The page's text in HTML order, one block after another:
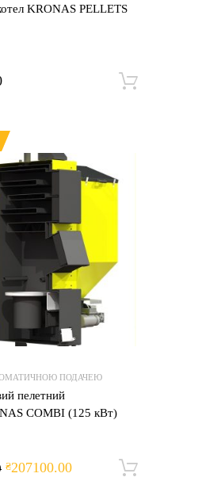
KRONAS PELLETS
ПОДАЧЕЮ
пелетний
COMBI (125 кВт)
₴207100.00